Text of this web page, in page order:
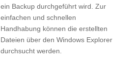
ein Backup durchgeführt wird. Zur
einfachen und schnellen
Handhabung können die erstellten
Dateien über den Windows Explorer
durchsucht werden.